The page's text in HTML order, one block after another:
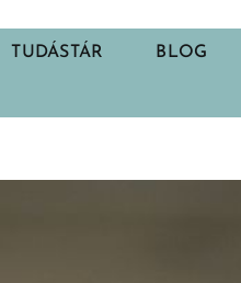
TUDÁSTÁR BLOG